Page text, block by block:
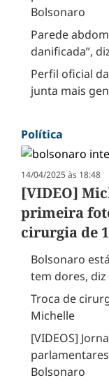
Bolsonaro
Parede
danificada”,
Perfil oficial
junta mais
Política
14/04/2025 às 18:48
[VIDEO]
primeira
cirurgia de
Bolsonaro
tem dores,
Troca de
Michelle
[VIDEOS]
Bolsonaro